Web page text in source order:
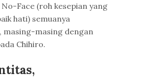
Face (roh kesepian yang
hati) semuanya
masing-masing dengan
Chihiro.